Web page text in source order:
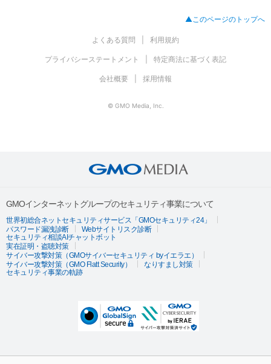
▲このページのトップへ
よくある質問 利用規約
プライバシーステートメント 特定商法に基づく表記
会社概要 採用情報
© GMO Media, Inc.
GMOインターネットグループのセキュリティ事業について
世界初総合ネットセキュリティサービス「GMOセキュリティ24」
パスワード漏洩診断
Webサイトリスク診断
セキュリティ相談AIチャットボット
実在証明・盗聴対策
サイバー攻撃対策（GMOサイバーセキュリティ byイエラエ）
サイバー攻撃対策（GMO Flatt Security）
なりすまし対策
セキュリティ事業の軌跡